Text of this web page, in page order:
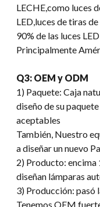
LECHE,como luces
LED,luces de tiras de
90% de las luces
Principalmente
Q3: OEM y ODM
1) Paquete: Caja
diseño de su
aceptables
También, Nuestro
a diseñar un nuevo
2) Producto: encima
diseñan lámparas
3) Producción: pasó
Tenemos OEM